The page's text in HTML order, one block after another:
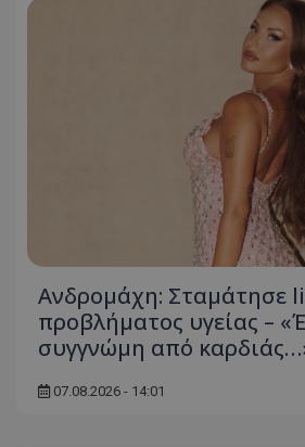
Ανδρομάχη: Σταμάτησε
προβλήματος υγείας –
συγγνώμη από
07.08.2026 - 14:01